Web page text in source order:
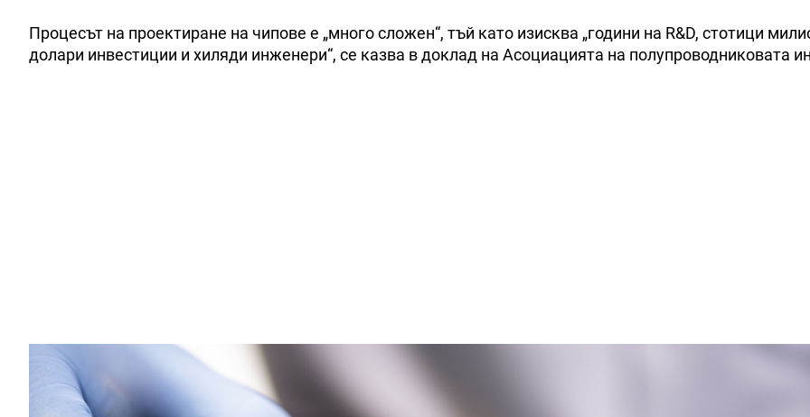
Процесът на проектиране на чипове е „много сложен“, тъй като изисква „години на R&D, стотици
долари инвестиции и хиляди инженери“, се казва в доклад на Асоциацията на полупроводниковата